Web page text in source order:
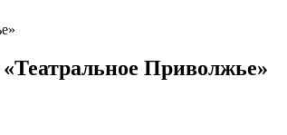
Приволжье»